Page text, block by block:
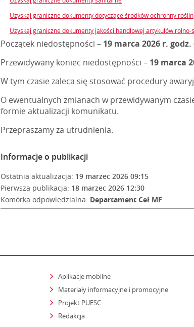
Uzyskaj graniczne dokumenty dotyczące środków ochronny roślin
Uzyskaj graniczne dokumenty jakości handlowej artykułów rolno-
Początek niedostępności – 19 marca 2026 r. godz.
Przewidywany koniec niedostępności – 19 marca
W tym czasie zaleca się stosować procedury
O ewentualnych zmianach w przewidywanym
formie aktualizacji komunikatu.
Przepraszamy za utrudnienia.
Informacje o publikacji
Ostatnia aktualizacja: 19 marzec 2026 09:15
Pierwsza publikacja: 18 marzec 2026 12:30
Komórka odpowiedzialna: Departament Ceł MF
Aplikacje mobilne
Materiały informacyjne i promocyjne
Projekt PUESC
Redakcja